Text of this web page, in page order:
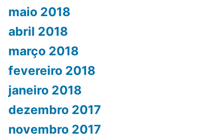
maio 2018
abril 2018
março 2018
fevereiro 2018
janeiro 2018
dezembro 2017
novembro 2017